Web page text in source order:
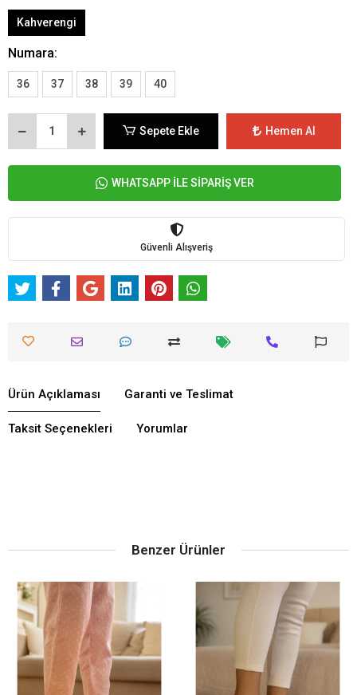
Kahverengi
Numara:
36 37 38 39 40
Sepete Ekle Hemen Al
WHATSAPP İLE SİPARİŞ VER
Güvenli Alışveriş
Ürün Açıklaması Garanti ve Teslimat
Taksit Seçenekleri Yorumlar
Benzer Ürünler